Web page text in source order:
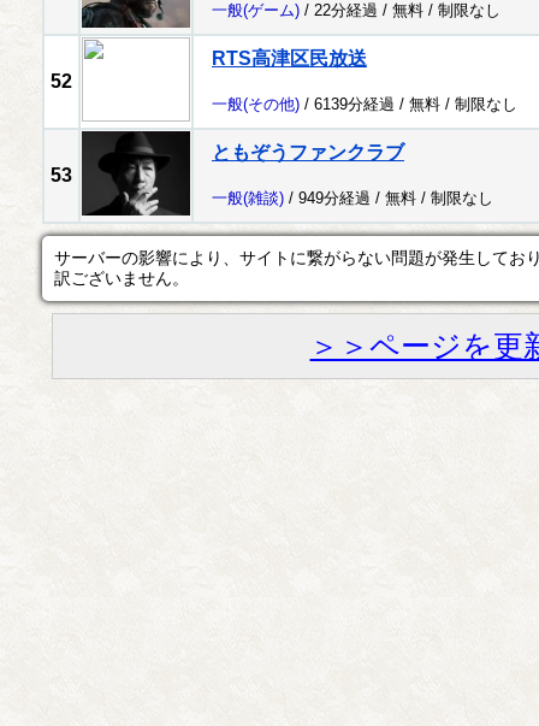
一般(ゲーム) / 22分経過 / 無料 / 制限なし
52
RTS高津区民放送
一般(その他) / 6139分経過 / 無料 / 制限なし
53
ともぞうファンクラブ
一般(雑談) / 949分経過 / 無料 / 制限なし
サーバーの影響により、サイトに繋がらない問題が発生してお
訳ございません。
＞＞ページを更